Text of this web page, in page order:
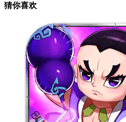
猜你喜欢